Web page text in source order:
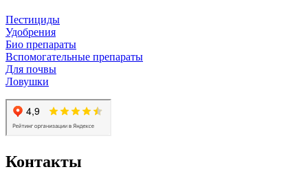
Пестициды
Удобрения
Био препараты
Вспомогательные препараты
Для почвы
Ловушки
Контакты